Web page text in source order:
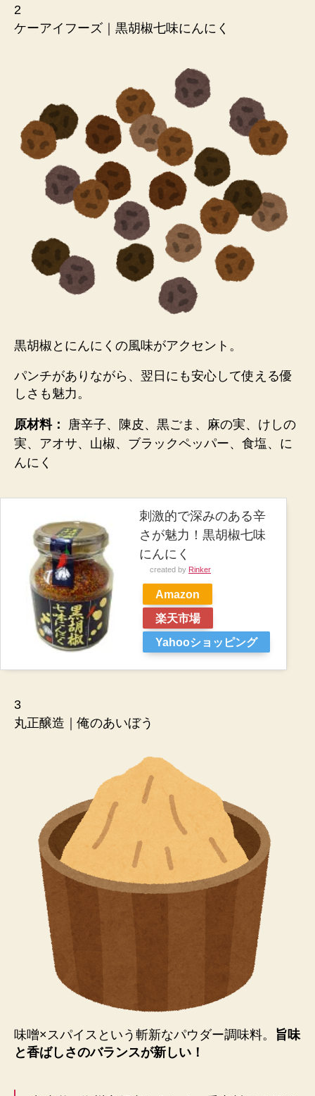
2
ケーアイフーズ｜黒胡椒七味にんにく
黒胡椒とにんにくの風味がアクセント。
パンチがありながら、翌日にも安心して使える優
しさ も魅力。
原材料：
唐辛子、陳皮、黒ごま、麻の実、けしの
実、アオサ、山椒、ブラックペッパー、食塩、に
んにく
刺激的で深みのある辛
さが魅力！黒胡椒七味
にんにく
created by Rinker
Amazon
楽天市場
Yahooショッピング
3
丸正醸造｜俺のあいぼう
味噌×スパイスという斬新なパウダー調味料。 旨味
と香ばしさのバランスが新しい！